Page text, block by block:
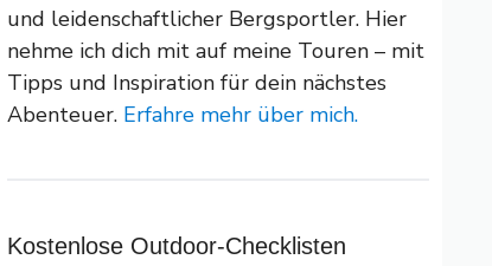
und leidenschaftlicher Bergsportler. Hier
nehme ich dich mit auf meine Touren – mit
Tipps und Inspiration für dein nächstes
Abenteuer. Erfahre mehr über mich.
Kostenlose Outdoor-Checklisten